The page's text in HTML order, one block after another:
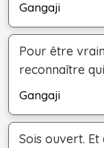
Gangaji
Pour être
reconnaître
Gangaji
Sois ouvert.